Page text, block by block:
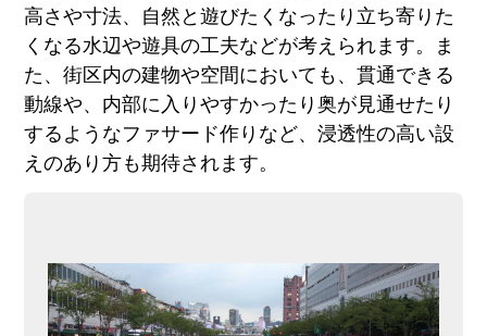
高さや寸法、自然と遊びたくなったり立ち寄りた
くなる水辺や遊具の工夫などが考えられます。ま
た、街区内の建物や空間においても、貫通できる
動線や、内部に入りやすかったり奥が見通せたり
するようなファサード作りなど、浸透性の高い設
えのあり方も期待されます。